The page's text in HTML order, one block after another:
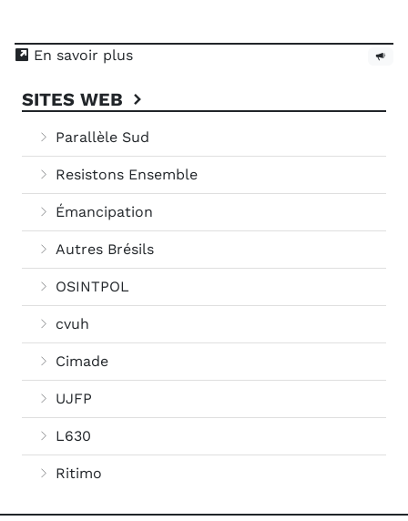
En savoir plus
SITES WEB
Parallèle Sud
Resistons Ensemble
Émancipation
Autres Brésils
OSINTPOL
cvuh
Cimade
UJFP
L630
Ritimo